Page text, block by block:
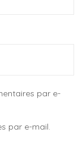
par e-
par e-mail.